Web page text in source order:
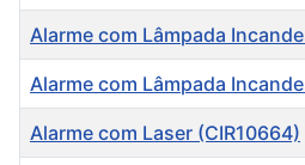
Alarme com Lâmpada
Alarme com Lâmpada
Alarme com Laser (CIR10664)